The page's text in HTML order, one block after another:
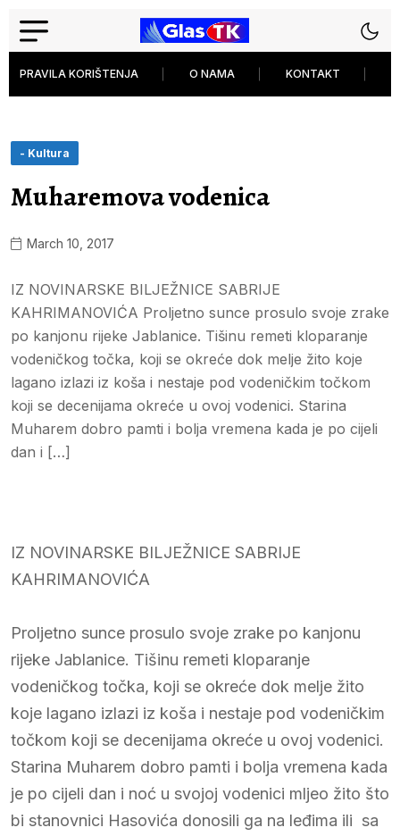
PRAVILA KORIŠTENJA O NAMA KONTAKT
- Kultura
Muharemova vodenica
March 10, 2017
IZ NOVINARSKE BILJEŽNICE SABRIJE
KAHRIMANOVIĆA Proljetno sunce prosulo svoje zrake
po kanjonu rijeke Jablanice. Tišinu remeti kloparanje
vodeničkog točka, koji se okreće dok melje žito koje
lagano izlazi iz koša i nestaje pod vodeničkim točkom
koji se decenijama okreće u ovoj vodenici. Starina
Muharem dobro pamti i bolja vremena kada je po cijeli
dan i […]
IZ NOVINARSKE BILJEŽNICE SABRIJE
KAHRIMANOVIĆA
Proljetno sunce prosulo svoje zrake po kanjonu
rijeke Jablanice. Tišinu remeti kloparanje
vodeničkog točka, koji se okreće dok melje žito
koje lagano izlazi iz koša i nestaje pod vodeničkim
točkom koji se decenijama okreće u ovoj vodenici.
Starina Muharem dobro pamti i bolja vremena kada
je po cijeli dan i noć u svojoj vodenici mljeo žito što
bi stanovnici Hasovića donosili ga na leđima ili sa